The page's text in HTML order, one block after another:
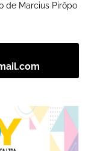
de Marcius Pirôpo